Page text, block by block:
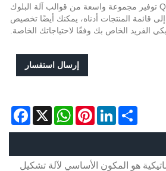
لآلة البلوك QGM توفير مجموعة واسعة من قوالب آلة البلوك
إلى قائمة المنتجات أدناه، يمكنك أيضًا تخصيص
الفريد الخاص بك وفقًا لاحتياجاتك الخاصة.
إرسال استفسار
X
WhatsAppPinterestLinkedInShare
هو المكون الأساسي لآلة تشكيل